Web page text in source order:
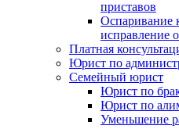
приставов
Оспаривание
исправление
Платная
Юрист по
Семейный юрист
Юрист по
Юрист по
Уменьшение